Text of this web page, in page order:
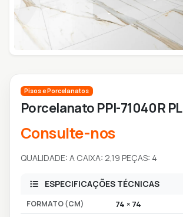
Pisos e Porcelanatos
Porcelanato PPI-71040R PL
Consulte-nos
QUALIDADE: A CAIXA: 2,19 PEÇAS: 4
ESPECIFICAÇÕES TÉCNICAS
FORMATO (CM) 74 × 74